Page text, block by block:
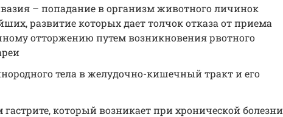
– попадание в организм животного личинок
развитие которых дает толчок отказа от приема
отторжению путем возникновения рвотного
тела в желудочно-кишечный тракт и его
который возникает при хронической болезни